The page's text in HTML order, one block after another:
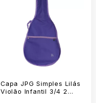
Capa JPG Simples Lilás
Violão Infantil 3/4 2